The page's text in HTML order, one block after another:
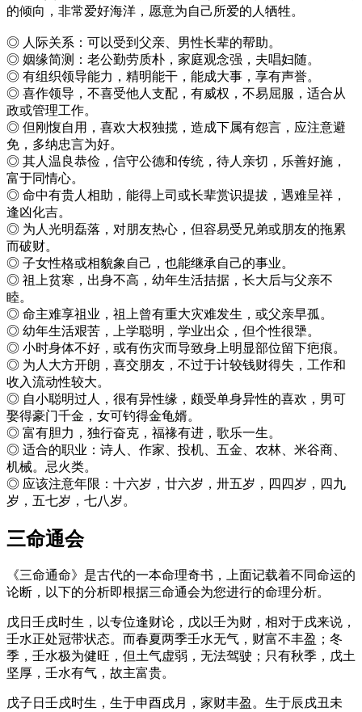
的倾向，非常爱好海洋，愿意为自己所爱的人牺牲。
◎ 人际关系：可以受到父亲、男性长辈的帮助。
◎ 姻缘简测：老公勤劳质朴，家庭观念强，夫唱妇随。
◎ 有组织领导能力，精明能干，能成大事，享有声誉。
◎ 喜作领导，不喜受他人支配，有威权，不易屈服，适合从
政或管理工作。
◎ 但刚愎自用，喜欢大权独揽，造成下属有怨言，应注意避
免，多纳忠言为好。
◎ 其人温良恭俭，信守公德和传统，待人亲切，乐善好施，
富于同情心。
◎ 命中有贵人相助，能得上司或长辈赏识提拔，遇难呈祥，
逢凶化吉。
◎ 为人光明磊落，对朋友热心，但容易受兄弟或朋友的拖累
而破财。
◎ 子女性格或相貌象自己，也能继承自己的事业。
◎ 祖上贫寒，出身不高，幼年生活拮据，长大后与父亲不
睦。
◎ 命主难享祖业，祖上曾有重大灾难发生，或父亲早孤。
◎ 幼年生活艰苦，上学聪明，学业出众，但个性很犟。
◎ 小时身体不好，或有伤灾而导致身上明显部位留下疤痕。
◎ 为人大方开朗，喜交朋友，不过于计较钱财得失，工作和
收入流动性较大。
◎ 自小聪明过人，很有异性缘，颇受单身异性的喜欢，男可
娶得豪门千金，女可钓得金龟婿。
◎ 富有胆力，独行奋克，福禒有进，歌乐一生。
◎ 适合的职业：诗人、作家、投机、五金、农林、米谷商、
机械。忌火类。
◎ 应该注意年限：十六岁，廿六岁，卅五岁，四四岁，四九
岁，五七岁，七八岁。
三命通会
《三命通命》是古代的一本命理奇书，上面记载着不同命运的
论断，以下的分析即根据三命通会为您进行的命理分析。
戊日壬戌时生，以专位逢财论，戊以壬为财，相对于戌来说，
壬水正处冠带状态。而春夏两季壬水无气，财富不丰盈；冬
季，壬水极为健旺，但土气虚弱，无法驾驶；只有秋季，戊土
坚厚，壬水有气，故主富贵。
戊子日壬戌时生，生于申酉戌月，家财丰盈。生于辰戌丑未